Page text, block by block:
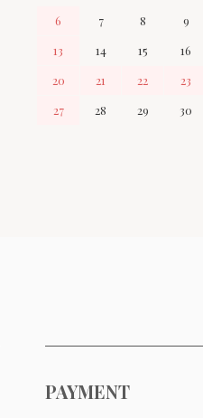
6
7 8 9
13
14 15 16
20
21 22 23
27
28 29 30
PAYMENT